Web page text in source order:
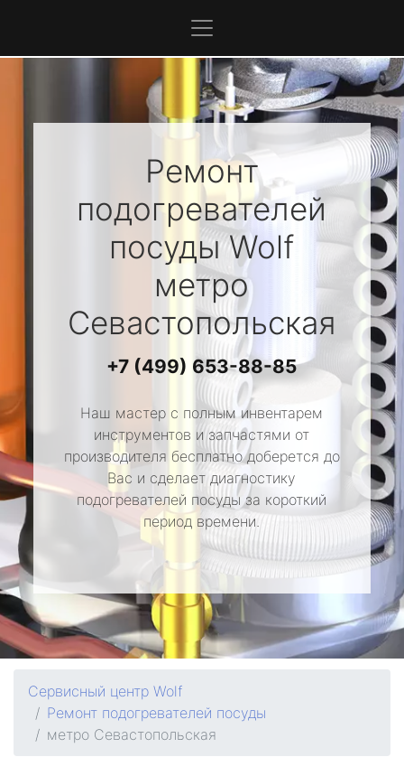
Ремонт
подогревателей
посудыWolf
метро
Севастопольская
+7 (499) 653-88-85
Наш мастер с полным инвентарем
инструментов и запчастями от
производителя бесплатно доберется до
Вас и сделает диагностику
подогревателей посуды за короткий
период времени.
Сервисный центр Wolf
Ремонт подогревателей посуды
метро Севастопольская